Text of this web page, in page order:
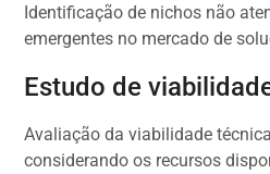
Identificação de nichos não
emergentes no mercado de
Estudo de
Avaliação da viabilidade
considerando os recursos